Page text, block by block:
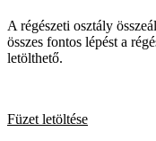
A régészeti osztály
összes fontos lépést a
letölthető.
Füzet letöltése